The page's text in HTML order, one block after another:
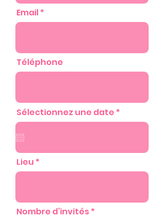
Email
Téléphone
Sélectionnez une date *
e
r
d
Lieu
Nombre d’invités